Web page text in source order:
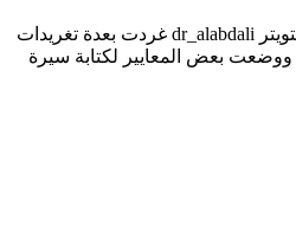
قبل فترة في حسابي بتويتر dr_alabdali غردت بعدة تغريدات
ووضعت بعض المعايير لكتابة سيرة